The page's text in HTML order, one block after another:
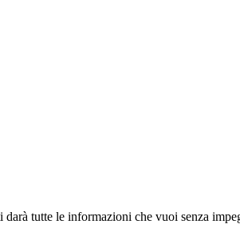
tutte le informazioni che vuoi senza